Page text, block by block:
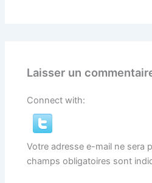
Laisser un
Connect with:
Votre adresse e-mail ne sera
champs obligatoires sont